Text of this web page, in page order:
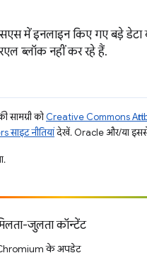
में इनलाइन किए गए बड़े
ब्लॉक नहीं कर रहे हैं.
कोCreative Commons
साइट नीतियांदेखें. Oracle और/या इससे
जुलता कॉन्टेंट
के अपडेट